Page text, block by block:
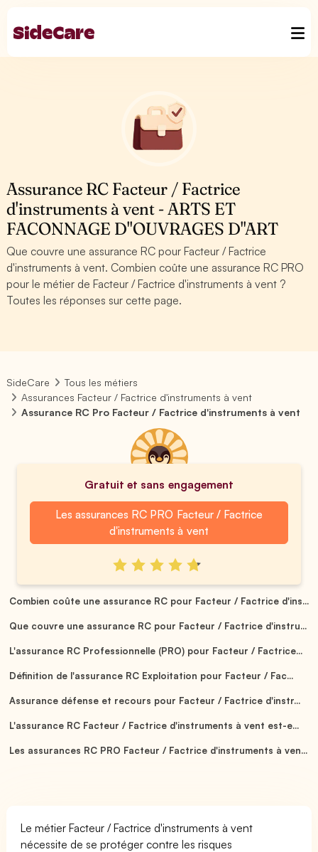
Assurance RC Facteur / Factrice
d'instruments à vent - ARTS ET
FACONNAGE D''OUVRAGES D''ART
Que couvre une assurance RC pour Facteur / Factrice
d'instruments à vent. Combien coûte une assurance RC PRO
pour le métier de Facteur / Factrice d'instruments à vent ?
Toutes les réponses sur cette page.
SideCare
Tous les métiers
Assurances Facteur / Factrice d'instruments à vent
Assurance RC Pro Facteur / Factrice d'instruments à vent
Gratuit et sans engagement
Les assurances RC PRO Facteur / Factrice
d'instruments à vent
Combien coûte une assurance RC pour Facteur / Factrice d'ins...
Que couvre une assurance RC pour Facteur / Factrice d'instru...
L'assurance RC Professionnelle (PRO) pour Facteur / Factrice...
Définition de l'assurance RC Exploitation pour Facteur / Fac...
Assurance défense et recours pour Facteur / Factrice d'instr...
L'assurance RC Facteur / Factrice d'instruments à vent est-e...
Les assurances RC PRO Facteur / Factrice d'instruments à ven...
Le métier Facteur / Factrice d'instruments à vent
nécessite de se protéger contre les risques